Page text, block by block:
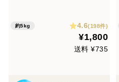
約5kg 4.6(198件)
¥1,800
送料 ¥735